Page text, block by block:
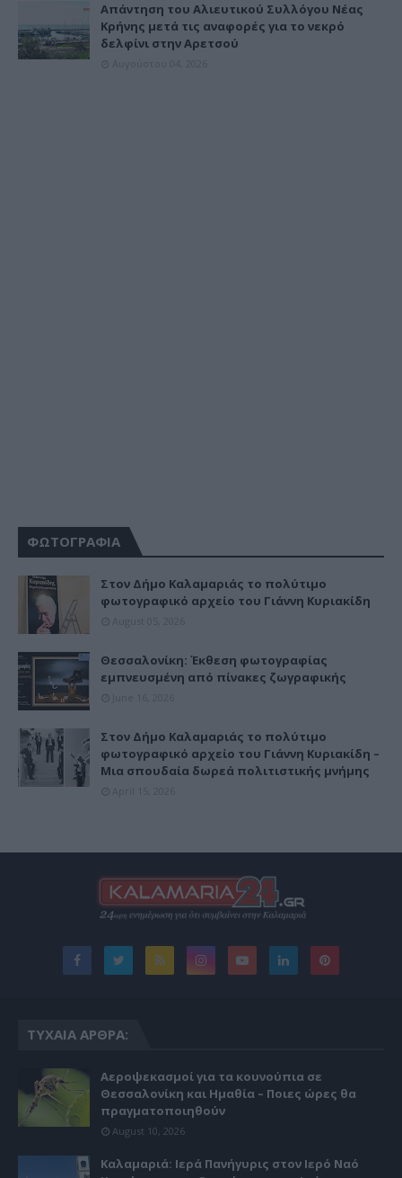
Απάντηση του Αλιευτικού Συλλόγου Νέας
Κρήνης μετά τις αναφορές για το νεκρό
δελφίνι στην Αρετσού
ΦΩΤΟΓΡΑΦΙΑ
Στον Δήμο Καλαμαριάς το πολύτιμο
φωτογραφικό αρχείο του Γιάννη Κυριακίδη
Θεσσαλονίκη: Έκθεση φωτογραφίας
εμπνευσμένη από πίνακες ζωγραφικής
Στον Δήμο Καλαμαριάς το πολύτιμο
φωτογραφικό αρχείο του Γιάννη Κυριακίδη –
Μια σπουδαία δωρεά πολιτιστικής μνήμης
ΤΥΧΑΊΑ ΆΡΘΡΑ:
Αεροψεκασμοί για τα κουνούπια σε
Θεσσαλονίκη και Ημαθία – Ποιες ώρες θα
πραγματοποιηθούν
August 10, 2026
Καλαμαριά: Ιερά Πανήγυρις στον Ιερό Ναό